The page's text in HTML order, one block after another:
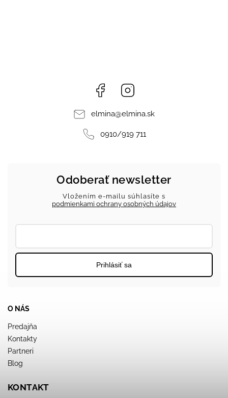
Facebook
elmina@elmina.sk
0910/919 711
O NÁS
Predajňa
Kontakty
Partneri
Blog
KONTAKT
Odoberať newsletter
Vložením e-mailu súhlasíte s
podmienkami ochrany osobných údajov
Prihlásiť sa